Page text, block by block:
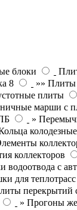
блоки
8 »» Плиты
плиты
марши с
»
коллекторов
водоотвода с
для
» Прогоны